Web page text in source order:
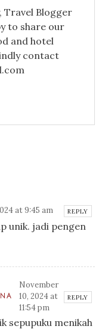
Travel Blogger
to share our
and hotel
contact
at 9:45 am REPLY
unik. jadi pengen
November
10, 2024 at
11:54 pm
REPLY
sepupuku menikah